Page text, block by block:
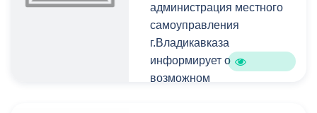
администрация местного
самоуправления
г.Владикавказа
информирует о
возможном